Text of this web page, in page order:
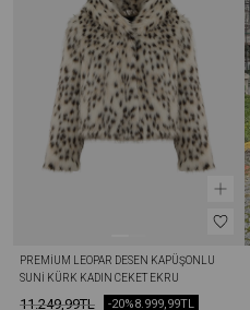
PREMIUM LEOPAR DESEN KAPÜŞONLU
SUNI KÜRK KADIN CEKET EKRU
11.249,99TL 8.999,99TL
-20%